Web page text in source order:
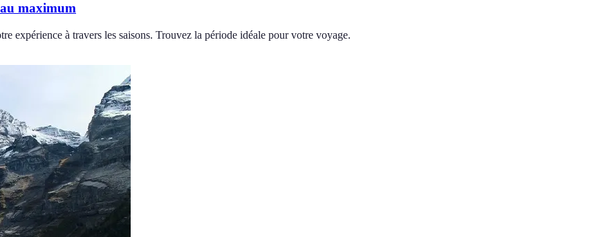
maximum
expérience à travers les saisons. Trouvez la période idéale pour votre voyage.